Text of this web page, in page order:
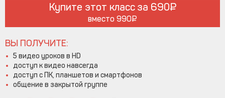
Купите этот класс за 690
вместо 990
ВЫ ПОЛУЧИТЕ:
5 видео уроков в HD
доступ к видео навсегда
доступ с ПК, планшетов и смартфонов
общение в закрытой группе